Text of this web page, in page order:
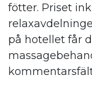
fötter. Priset
på hotellet får